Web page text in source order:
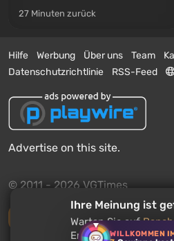
WILLKOMMEN
27 Minuten zurück
Hilfe Werbung Über uns Team
Datenschutzrichtlinie
RSS-Feed
Advertise on this site.
© 2011 - 2026 VGTimes
Vollständige Version
Ihre Meinung ist
Warten Sie auf
Erzählen Sie, was